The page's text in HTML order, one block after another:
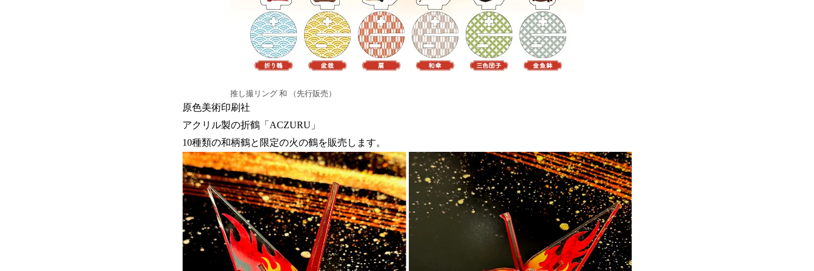
推し撮リング 和 （先行販売）
原色美術印刷社
アクリル製の折鶴「ACZURU」
10種類の和柄鶴と限定の火の鶴を販売します。